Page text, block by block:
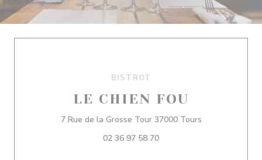
BISTROT
LE CHIEN FOU
7 Rue de la Grosse Tour 37000 Tours((ouvre une
02 36 97 58 70